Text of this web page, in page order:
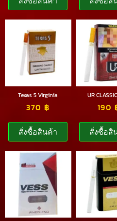
Texas 5 Virginia
370 ฿
สั่งซื้อสินค้า
UR
190
สั่งซื้อสิ